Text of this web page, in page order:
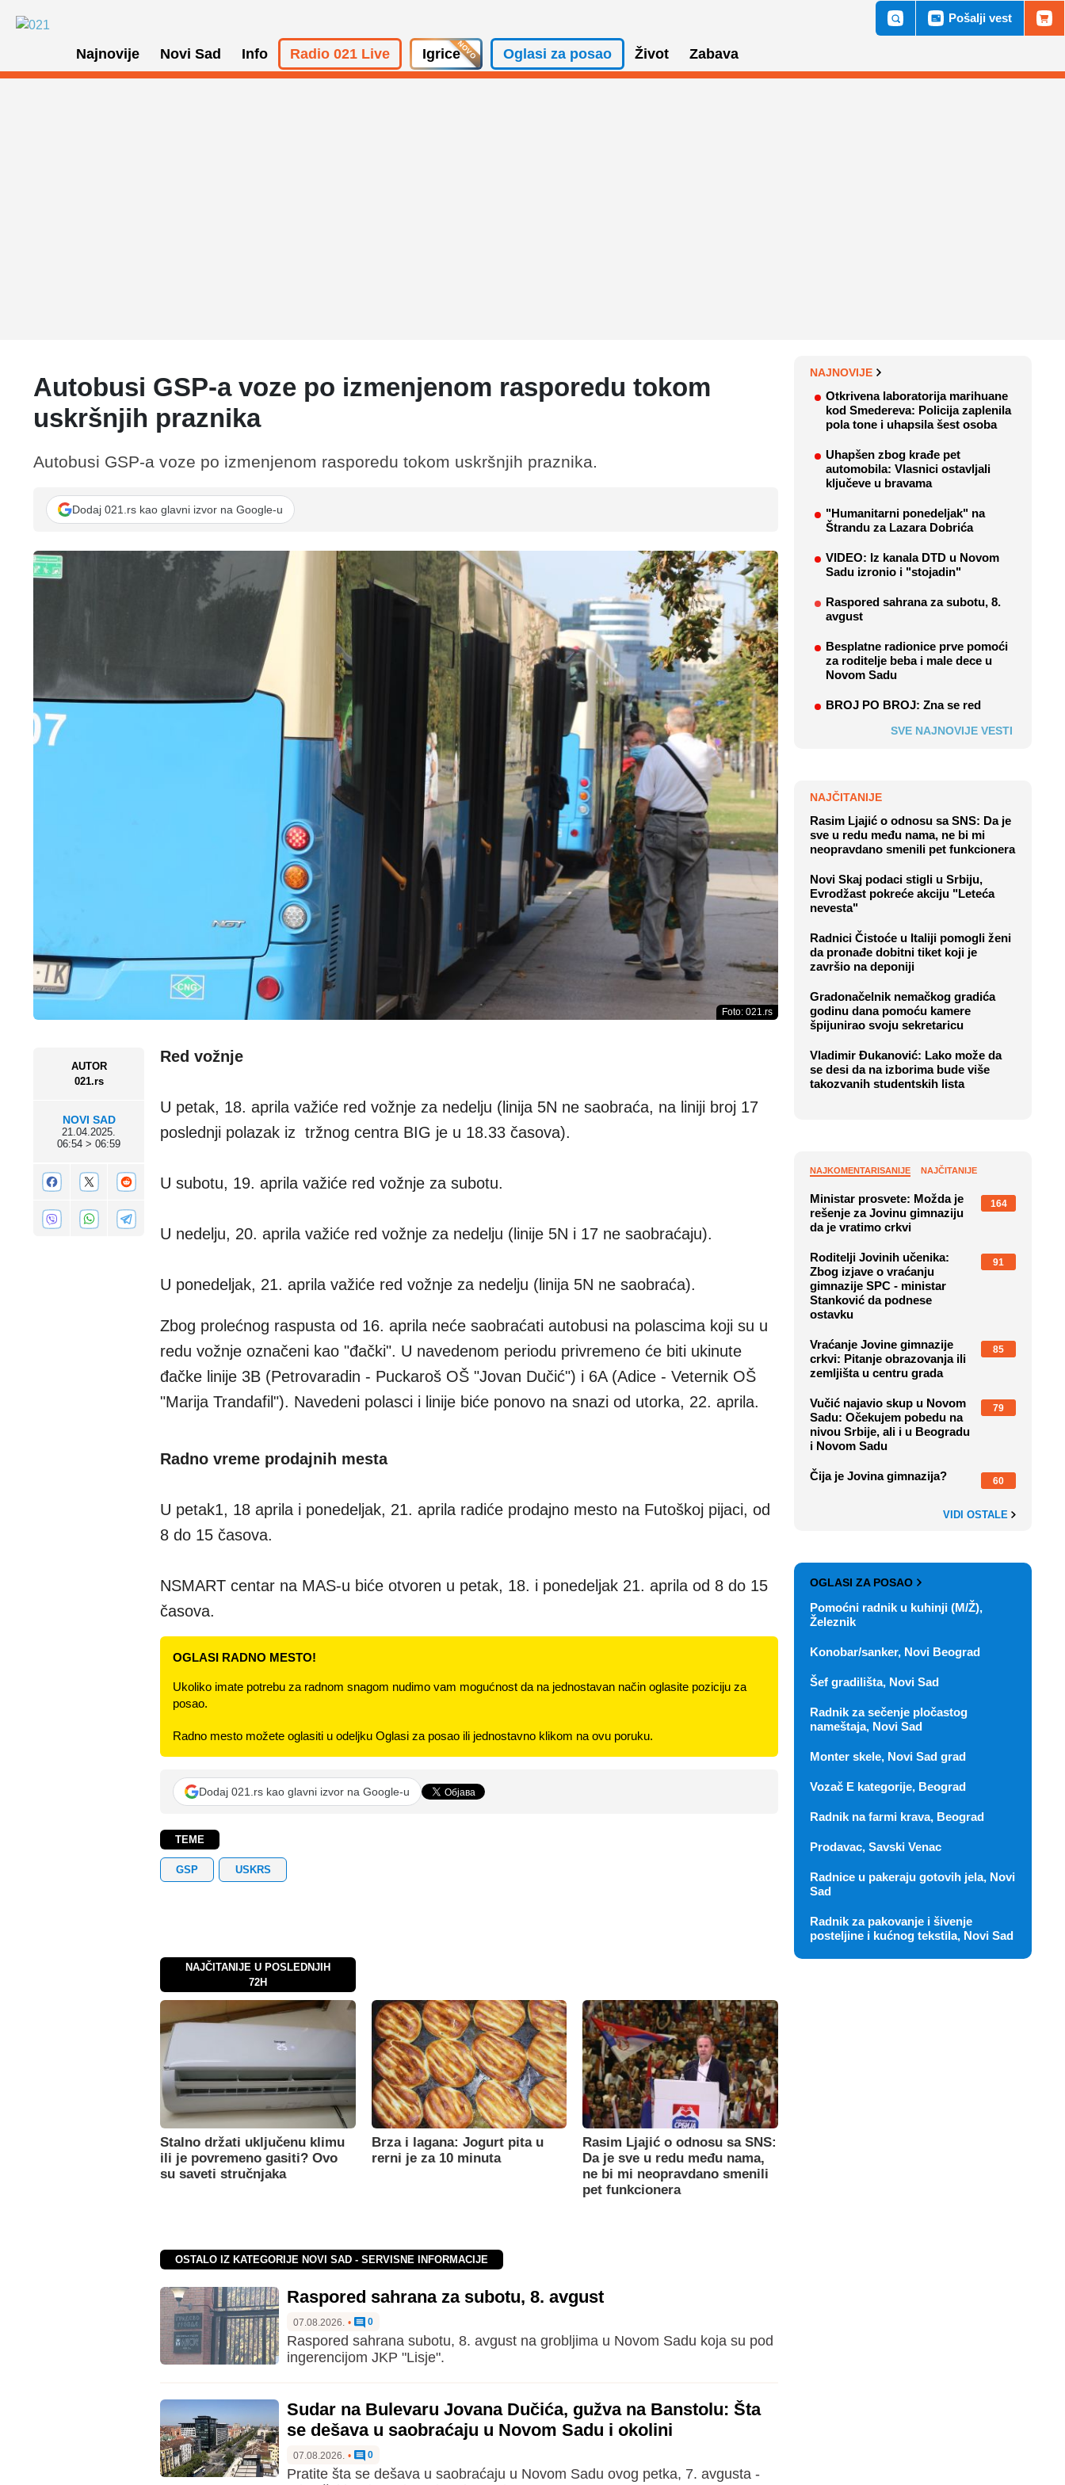
Najnovije Novi Sad Info Radio 021 Live Igrice Oglasi za posao Život Zabava
Pošalji vest
Autobusi GSP-a voze po izmenjenom rasporedu tokom
uskršnjih praznika
AUTOR
021.rs
NOVI SAD
21.04.2025.
06:54 > 06:59
Autobusi GSP-a voze po izmenjenom rasporedu tokom uskršnjih praznika.
Dodaj 021.rs kao glavni izvor na Google-u
Foto: 021.rs
Red vožnje
U petak, 18. aprila važiće red vožnje za nedelju (linija 5N ne saobraća, na liniji broj 17
poslednji polazak iz tržnog centra BIG je u 18.33 časova).
U subotu, 19. aprila važiće red vožnje za subotu.
U nedelju, 20. aprila važiće red vožnje za nedelju (linije 5N i 17 ne saobraćaju).
U ponedeljak, 21. aprila važiće red vožnje za nedelju (linija 5N ne saobraća).
Zbog prolećnog raspusta od 16. aprila neće saobraćati autobusi na polascima koji su u
redu vožnje označeni kao "đački". U navedenom periodu privremeno će biti ukinute
đačke linije 3B (Petrovaradin - Puckaroš OŠ "Jovan Dučić") i 6A (Adice - Veternik OŠ
"Marija Trandafil"). Navedeni polasci i linije biće ponovo na snazi od utorka, 22. aprila.
Radno vreme prodajnih mesta
U petak1, 18 aprila i ponedeljak, 21. aprila radiće prodajno mesto na Futoškoj pijaci, od
8 do 15 časova.
NSMART centar na MAS-u biće otvoren u petak, 18. i ponedeljak 21. aprila od 8 do 15
časova.
OGLASI RADNO MESTO!
Ukoliko imate potrebu za radnom snagom nudimo vam mogućnost da na jednostavan način oglasite poziciju za
posao.
Radno mesto možete oglasiti u odeljku Oglasi za posao ili jednostavno klikom na ovu poruku.
Dodaj 021.rs kao glavni izvor na Google-u
TEME
GSP USKRS
NAJČITANIJE U POSLEDNJIH
72H
Stalno držati uključenu klimu
ili je povremeno gasiti? Ovo
su saveti stručnjaka
Brza i lagana: Jogurt pita u
rerni je za 10 minuta
Rasim Ljajić o odnosu sa SNS:
Da je sve u redu među nama,
ne bi mi neopravdano smenili
pet funkcionera
OSTALO IZ KATEGORIJE NOVI SAD - SERVISNE INFORMACIJE
Raspored sahrana za subotu, 8. avgust
07.08.2026. • 0
Raspored sahrana subotu, 8. avgust na grobljima u Novom Sadu koja su pod
ingerencijom JKP "Lisje".
Sudar na Bulevaru Jovana Dučića, gužva na Banstolu: Šta
se dešava u saobraćaju u Novom Sadu i okolini
07.08.2026. • 0
Pratite šta se dešava u saobraćaju u Novom Sadu ovog petka, 7. avgusta -
NAJNOVIJE
Otkrivena laboratorija marihuane
kod Smedereva: Policija zaplenila
pola tone i uhapsila šest osoba
Uhapšen zbog krađe pet
automobila: Vlasnici ostavljali
ključeve u bravama
"Humanitarni ponedeljak" na
Štrandu za Lazara Dobrića
VIDEO: Iz kanala DTD u Novom
Sadu izronio i "stojadin"
Raspored sahrana za subotu, 8.
avgust
Besplatne radionice prve pomoći
za roditelje beba i male dece u
Novom Sadu
BROJ PO BROJ: Zna se red
SVE NAJNOVIJE VESTI
NAJČITANIJE
Rasim Ljajić o odnosu sa SNS: Da je
sve u redu među nama, ne bi mi
neopravdano smenili pet funkcionera
Novi Skaj podaci stigli u Srbiju,
Evrodžast pokreće akciju "Leteća
nevesta"
Radnici Čistoće u Italiji pomogli ženi
da pronađe dobitni tiket koji je
završio na deponiji
Gradonačelnik nemačkog gradića
godinu dana pomoću kamere
špijunirao svoju sekretaricu
Vladimir Đukanović: Lako može da
se desi da na izborima bude više
takozvanih studentskih lista
NAJKOMENTARISANIJE NAJČITANIJE
Ministar prosvete: Možda je
rešenje za Jovinu gimnaziju
da je vratimo crkvi
164
Roditelji Jovinih učenika:
Zbog izjave o vraćanju
gimnazije SPC - ministar
Stanković da podnese
ostavku
91
Vraćanje Jovine gimnazije
crkvi: Pitanje obrazovanja ili
zemljišta u centru grada
85
Vučić najavio skup u Novom
Sadu: Očekujem pobedu na
nivou Srbije, ali i u Beogradu
i Novom Sadu
79
Čija je Jovina gimnazija? 60
VIDI OSTALE
OGLASI ZA POSAO
Pomoćni radnik u kuhinji (M/Ž),
Železnik
Konobar/sanker, Novi Beograd
Šef gradilišta, Novi Sad
Radnik za sečenje pločastog
nameštaja, Novi Sad
Monter skele, Novi Sad grad
Vozač E kategorije, Beograd
Radnik na farmi krava, Beograd
Prodavac, Savski Venac
Radnice u pakeraju gotovih jela, Novi
Sad
Radnik za pakovanje i šivenje
posteljine i kućnog tekstila, Novi Sad